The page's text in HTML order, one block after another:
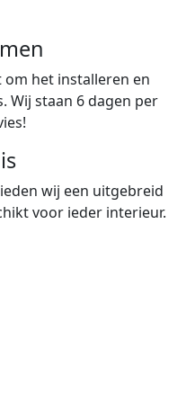
om het installeren en
Wij staan 6 dagen per
wij een uitgebreid
voor ieder interieur.